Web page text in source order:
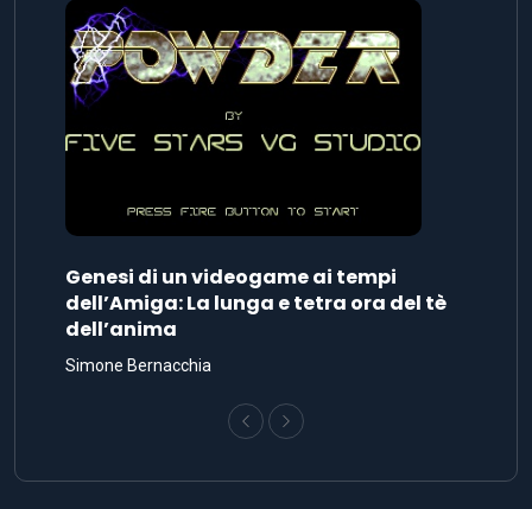
Genesi di un videogame ai tempi
dell’Amiga: La lunga e tetra ora del tè
dell’anima
Simone Bernacchia